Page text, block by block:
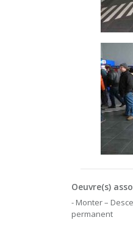
Oeuvre(s)
- Monter –
permanent